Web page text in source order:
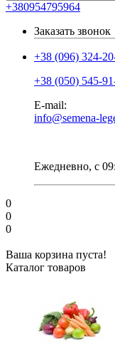
+380954795964
Заказать звонок
+38 (096) 324-
+38 (050) 545-
E-mail:
info@semena-
Ежедневно, с
0
0
0
Ваша корзина пуста!
Каталог товаров